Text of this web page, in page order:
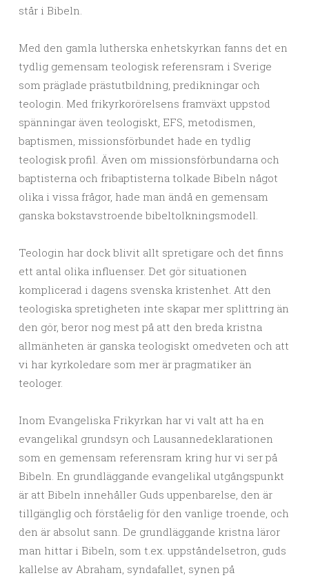
står i Bibeln.
Med den gamla lutherska enhetskyrkan fanns det en
tydlig gemensam teologisk referensram i Sverige
som präglade prästutbildning, predikningar och
teologin. Med frikyrkorörelsens framväxt uppstod
spänningar även teologiskt, EFS, metodismen,
baptismen, missionsförbundet hade en tydlig
teologisk profil. Även om missionsförbundarna och
baptisterna och fribaptisterna tolkade Bibeln något
olika i vissa frågor, hade man ändå en gemensam
ganska bokstavstroende bibeltolkningsmodell.
Teologin har dock blivit allt spretigare och det finns
ett antal olika influenser. Det gör situationen
komplicerad i dagens svenska kristenhet. Att den
teologiska spretigheten inte skapar mer splittring än
den gör, beror nog mest på att den breda kristna
allmänheten är ganska teologiskt omedveten och att
vi har kyrkoledare som mer är pragmatiker än
teologer.
Inom Evangeliska Frikyrkan har vi valt att ha en
evangelikal grundsyn och Lausannedeklarationen
som en gemensam referensram kring hur vi ser på
Bibeln. En grundläggande evangelikal utgångspunkt
är att Bibeln innehåller Guds uppenbarelse, den är
tillgänglig och förståelig för den vanlige troende, och
den är absolut sann. De grundläggande kristna läror
man hittar i Bibeln, som t.ex. uppståndelsetron, guds
kallelse av Abraham, syndafallet, synen på